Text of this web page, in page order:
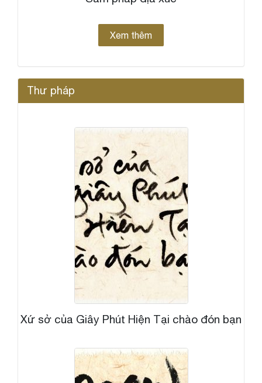
Xem thêm
Thư pháp
Xứ sở của Giây Phút Hiện Tại chào đón bạn